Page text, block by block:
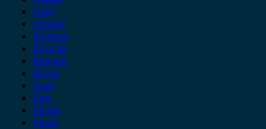
Opel
Omoda
Peugeot
Porsche
Renault
Rover
Saab
Seat
Skoda
Smart